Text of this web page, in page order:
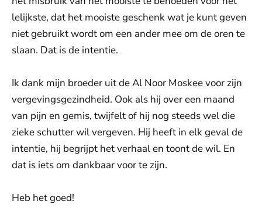
lelijkste, dat het mooiste geschenk wat je kunt geven
niet gebruikt wordt om een ander mee om de oren te
slaan. Dat is de intentie.
Ik dank mijn broeder uit de Al Noor Moskee voor zijn
vergevingsgezindheid. Ook als hij over een maand
van pijn en gemis, twijfelt of hij nog steeds wel die
zieke schutter wil vergeven. Hij heeft in elk geval de
intentie, hij begrijpt het verhaal en toont de wil. En
dat is iets om dankbaar voor te zijn.
Heb het goed!